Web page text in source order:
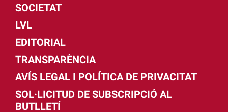
SOCIETAT
LVL
EDITORIAL
TRANSPARÈNCIA
AVÍS LEGAL I POLÍTICA DE PRIVACITAT
SOL·LICITUD DE SUBSCRIPCIÓ AL
BUTLLETÍ